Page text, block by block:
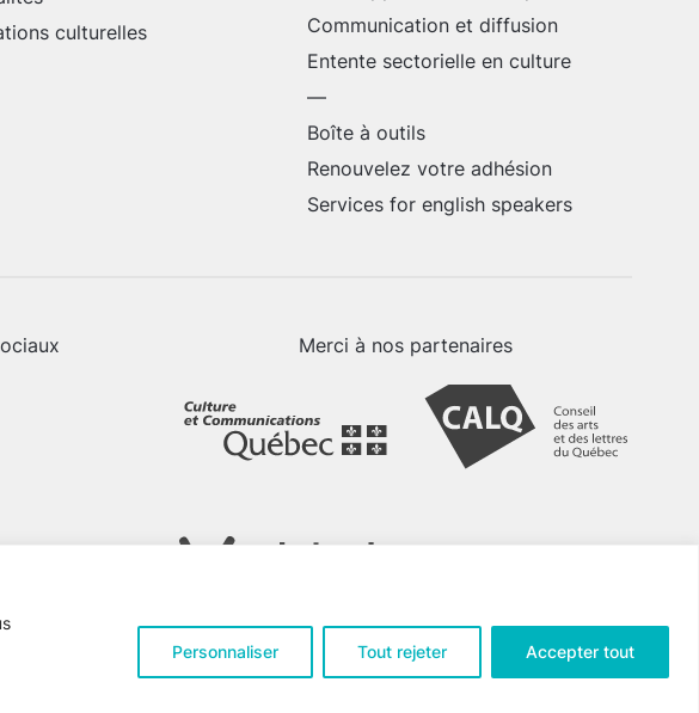
Personnaliser Tout rejeter Accepter tout
culturelles
Communication et diffusion
Entente sectorielle en culture
—
Boîte à outils
Renouvelez votre adhésion
Services for english speakers
Merci à nos partenaires